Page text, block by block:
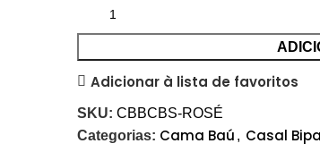
Adicionar à lista de favoritos
SKU: CBBCBS-ROSÉ
Categorias: Cama Baú , Casal